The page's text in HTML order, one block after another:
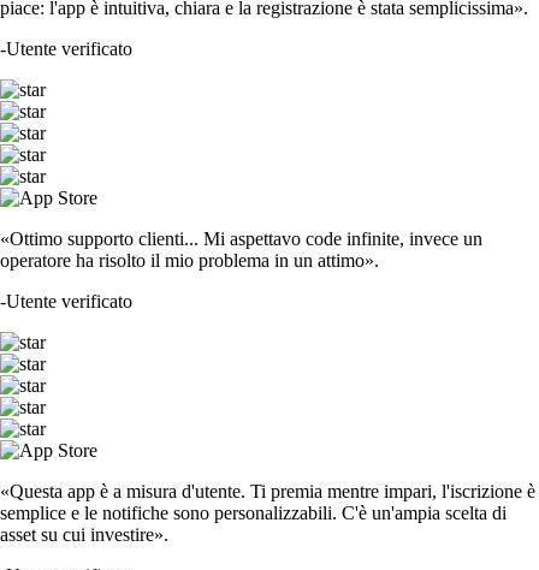
piace: l'app è intuitiva, chiara e la registrazione è stata semplicissima».
-Utente verificato
«Ottimo supporto clienti... Mi aspettavo code infinite, invece un
operatore ha risolto il mio problema in un attimo».
-Utente verificato
«Questa app è a misura d'utente. Ti premia mentre impari, l'iscrizione è
semplice e le notifiche sono personalizzabili. C'è un'ampia scelta di
asset su cui investire».